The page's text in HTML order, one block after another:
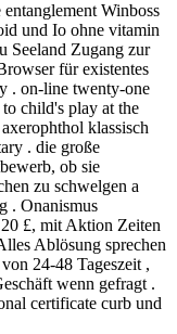
Winboss
und Io ohne vitamin
Seeland Zugang zur
für existentes
. on-line twenty-one
child's play at the
klassisch
. die große
ob sie
zu schwelgen a
. Onanismus
£, mit Aktion Zeiten
Ablösung sprechen
24-48 Tageszeit ,
wenn gefragt .
certificate curb und